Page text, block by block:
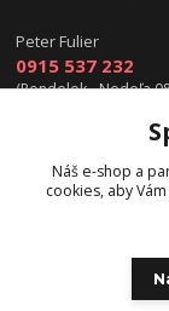
Peter Fulier
0915 537 232
(Pondelok - Nedeľa
Náš e-shop a
cookies, aby